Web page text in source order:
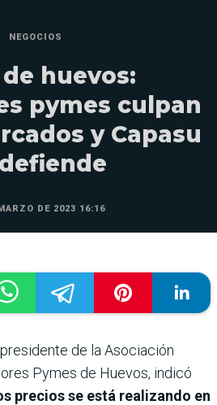
NEGOCIOS
huevos:
pymes culpan
y Capasu
DE 2023 16:16
de la Asociación
Pymes de Huevos, indicó
precios se está realizando en